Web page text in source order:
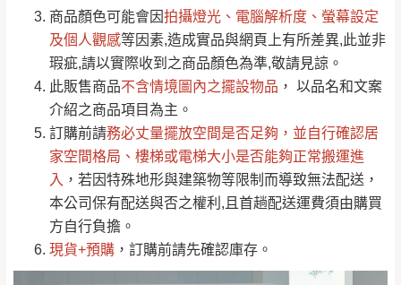
商品顏色可能會因拍攝燈光、電腦解析度、螢幕設定
及個人觀感等因素,造成實品與網頁上有所差異,此並非
瑕疵,請以實際收到之商品顏色為準,敬請見諒。
此販售商品不含情境圖內之擺設物品 ， 以品名和文案
介紹之商品項目為主。
訂購前請務必丈量擺放空間是否足夠 ，並自行確認居
家空間格局、 樓梯或電梯大小是否能夠正常搬運進
入 ，若因特殊地形與建築物等限制而導致無法配送，
本公司保有配送與否之權利,且首趟配送運費須由購買
方自行負擔。
現貨+預購 ，訂購前請先確認庫存。
（請先線上詢問 LINE
→@dershin ）
桃園
免 運
費
復興鄉
新竹
峨眉鄉、五峰鄉、
橫山、北埔鄉、尖
石鄉、寶山鄉山
區、新埔山區、芎
「金額」。
若商品價格或庫存有異常，商家有權取消訂
單。部分網路商品恕無法更改原設計或客製，敬請
見諒！
接單後二日內(不含例假日)，我們客服會與您
電話聯絡或E-Mail通知確認訂單。
（線上客
服 LINE → @dershin）
下單前先詢問是否現貨 ，若未詢問下單後無
現貨我們客服會再來電或E-Mail與您聯絡
（洽詢方式請搜尋 Line ID →
依評論低至高排列 只顯示附上圖片
只顯示附上評論